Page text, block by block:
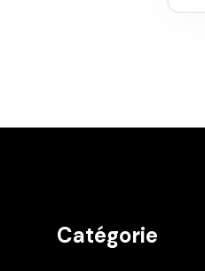
Catégorie